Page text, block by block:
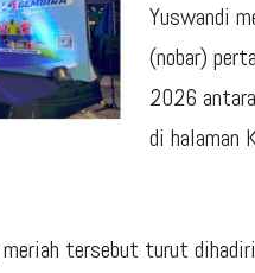
Yuswandi
(nobar)
2026
di halaman
tersebut turut